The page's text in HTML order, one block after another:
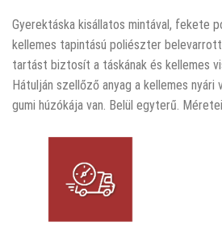
Gyerektáska kisállatos mintával, fekete
kellemes tapintású poliészter
tartást biztosít a táskának és kellemes
Hátulján szellőző anyag a kellemes
gumi húzókája van. Belül egyterű.